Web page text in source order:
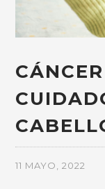
11 MAYO, 2022